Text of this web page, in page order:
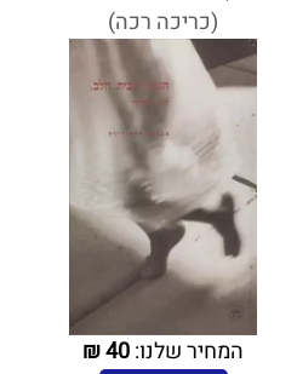
(כריכה רכה)
המחיר שלנו:40
₪